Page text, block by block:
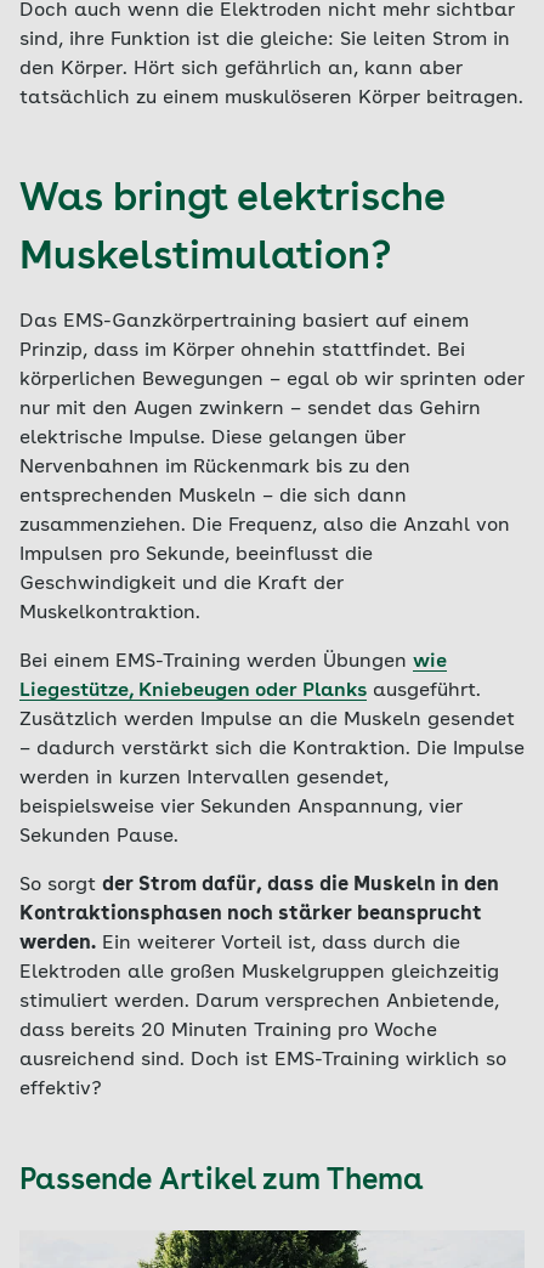
Doch auch wenn die Elektroden nicht mehr sichtbar
sind, ihre Funktion ist die gleiche: Sie leiten Strom in
den Körper. Hört sich gefährlich an, kann aber
tatsächlich zu einem muskulöseren Körper beitragen.
Was bringt elektrische
Muskelstimulation?
Das EMS-Ganzkörpertraining basiert auf einem
Prinzip, dass im Körper ohnehin stattfindet. Bei
körperlichen Bewegungen – egal ob wir sprinten oder
nur mit den Augen zwinkern – sendet das Gehirn
elektrische Impulse. Diese gelangen über
Nervenbahnen im Rückenmark bis zu den
entsprechenden Muskeln – die sich dann
zusammenziehen. Die Frequenz, also die Anzahl von
Impulsen pro Sekunde, beeinflusst die
Geschwindigkeit und die Kraft der
Muskelkontraktion.
Bei einem EMS-Training werden Übungen wie
Liegestütze, Kniebeugen oder Planks ausgeführt.
Zusätzlich werden Impulse an die Muskeln gesendet
– dadurch verstärkt sich die Kontraktion. Die Impulse
werden in kurzen Intervallen gesendet,
beispielsweise vier Sekunden Anspannung, vier
Sekunden Pause.
So sorgt der Strom dafür, dass die Muskeln in den
Kontraktionsphasen noch stärker beansprucht
werden. Ein weiterer Vorteil ist, dass durch die
Elektroden alle großen Muskelgruppen gleichzeitig
stimuliert werden. Darum versprechen Anbietende,
dass bereits 20 Minuten Training pro Woche
ausreichend sind. Doch ist EMS-Training wirklich so
effektiv?
Passende Artikel zum Thema